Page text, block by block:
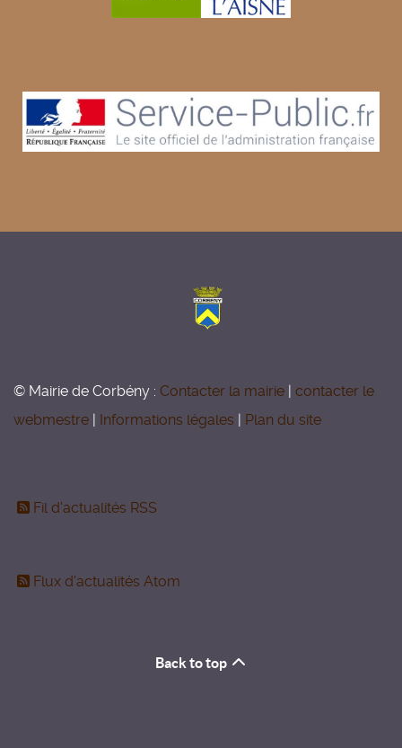
© Mairie de Corbény : Contacter la mairie
contacter le
webmestre
Informations légales Plan du site
Fil d'actualités RSS
Flux d'actualités Atom
Back to top